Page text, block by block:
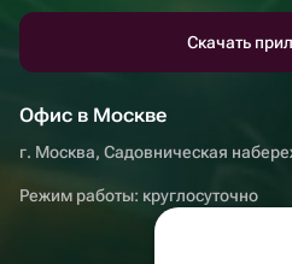
Скачать
Офис в Москве
г. Москва, Садовническая
Режим работы: круглосуточно